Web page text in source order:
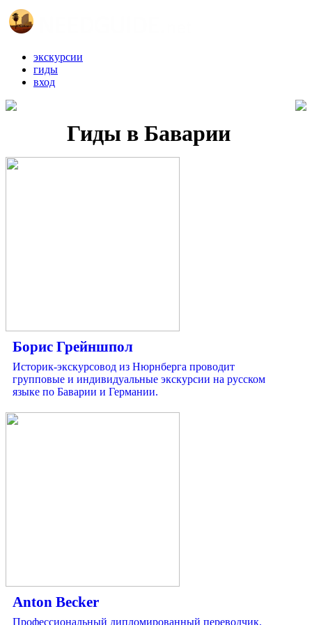
экскурсии
гиды
вход
Гиды в Баварии
Борис Грейншпол
Историк-экскурсовод из Нюрнберга проводит
групповые и индивидуальные экскурсии на русском
языке по Баварии и Германии.
Anton Becker
Профессиональный дипломированный переводчик.